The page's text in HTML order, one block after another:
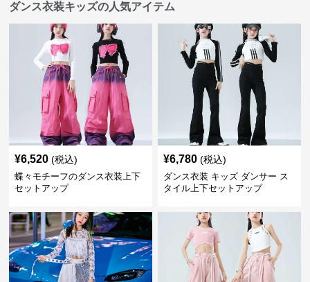
ダンス衣装キッズの人気アイテム
¥6,520 (税込)
蝶々モチーフのダンス衣装上下
セットアップ
¥6,780 (税込)
ダンス衣装 キッズ ダンサー ス
タイル上下セットアップ